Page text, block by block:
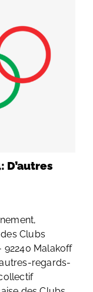
D’autres
Clubs
92240 Malakoff
regards-